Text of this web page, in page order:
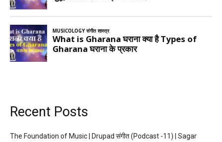
Recent Posts
The Foundation of Music | Drupad संगीत (Podcast -11) | Sagar